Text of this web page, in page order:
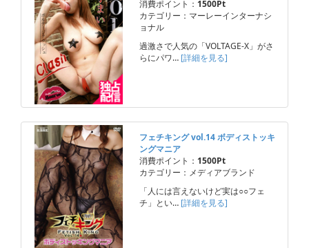
消費ポイント： 1500Pt
カテゴリー：マーレーインターナシ
ョナル
過激さで人気の「VOLTAGE-X」がさ
らにパワ… [詳細を見る]
フェチキング vol.14 ボディストッキ
ングマニア
消費ポイント： 1500Pt
カテゴリー：メディアブランド
「人には言えないけど実は○○フェ
チ」とい… [詳細を見る]